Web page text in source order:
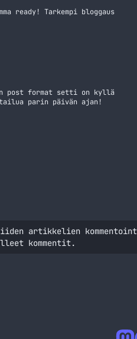
ready! Tarkempi bloggaus
post format setti on kyllä
parin päivän ajan!
artikkelien
kommentit.